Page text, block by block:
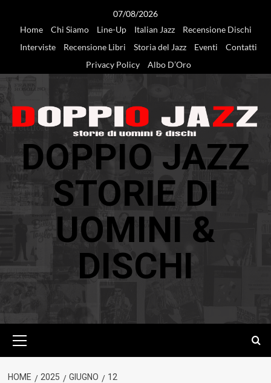
07/08/2026
Home
Chi Siamo Line-Up Italian Jazz
Recensione Dischi
Interviste
Recensione Libri Storia del Jazz Eventi
Contatti
Privacy Policy
Albo D’Oro
DOPPIO JAZZ
STORIE DI
UOMINI &
DISCHI
principale
HOME 2025 GIUGNO 12